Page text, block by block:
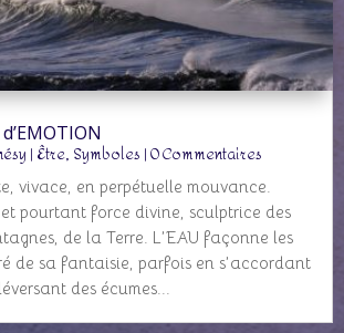
|Être,Symboles| 0 Commentaires
vivace, en perpétuelle mouvance.
pourtant force divine, sculptrice des
de la Terre. L’EAU façonne les
de sa fantaisie, parfois en s’accordant
des écumes...